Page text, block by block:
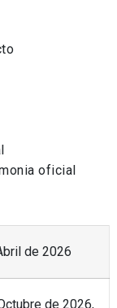
oficial
de 2026
de 2026,